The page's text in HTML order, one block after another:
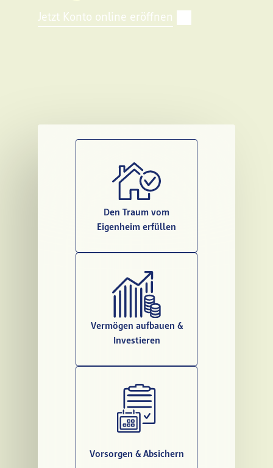
Jetzt Konto online eröffnen
Den Traum vom
Eigenheim erfüllen
Vermögen aufbauen &
Investieren
Vorsorgen & Absichern